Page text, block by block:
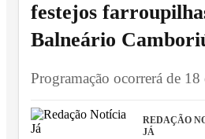
festejos
Balneário
Programação ocorrerá de 18
REDAÇÃO
JÁ